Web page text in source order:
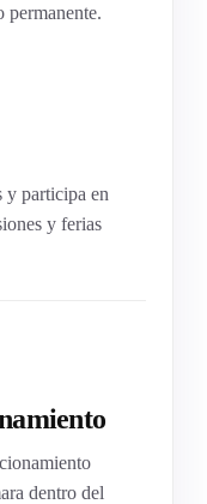
permanente.
y participa en
y ferias
dentro del